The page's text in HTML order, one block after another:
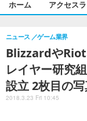
ホーム アクセス
BlizzardやRiot
レイヤー研究
設立 2枚目の
ニュース ゲーム業界
2018.3.23 Fri 10:45